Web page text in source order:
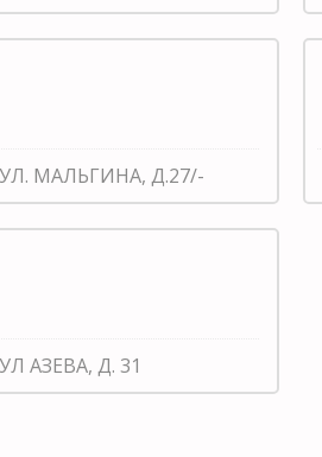
УЛ. МАЛЬГИНА, Д.27/-
АЗЕВА, Д. 31